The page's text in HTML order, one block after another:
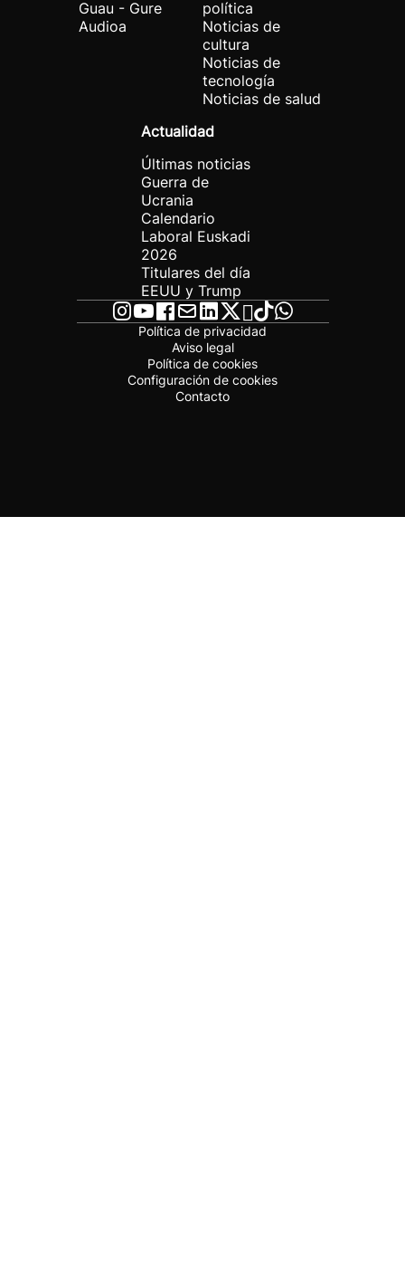
Guau - Gure
Audioa
política
Noticias de
cultura
Noticias de
tecnología
Noticias de salud
Actualidad
Últimas noticias
Guerra de
Ucrania
Calendario
Laboral Euskadi
2026
Titulares del día
EEUU y Trump
Política de privacidad
Aviso legal
Política de cookies
Configuración de cookies
Contacto